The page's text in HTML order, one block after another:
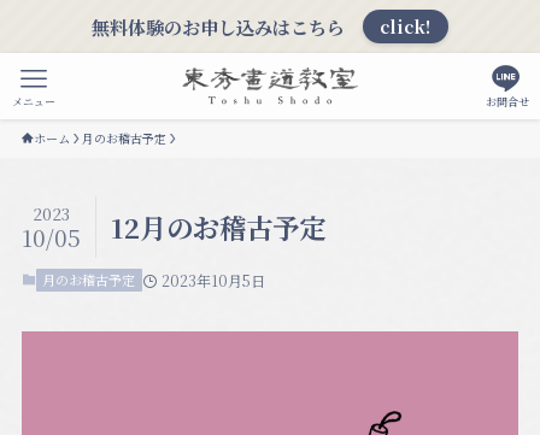
無料体験のお申し込みはこちら click!
お問合せ
メニュー
ホーム 月のお稽古予定
12月のお稽古予定
2023
10/05
月のお稽古予定 2023年10月5日